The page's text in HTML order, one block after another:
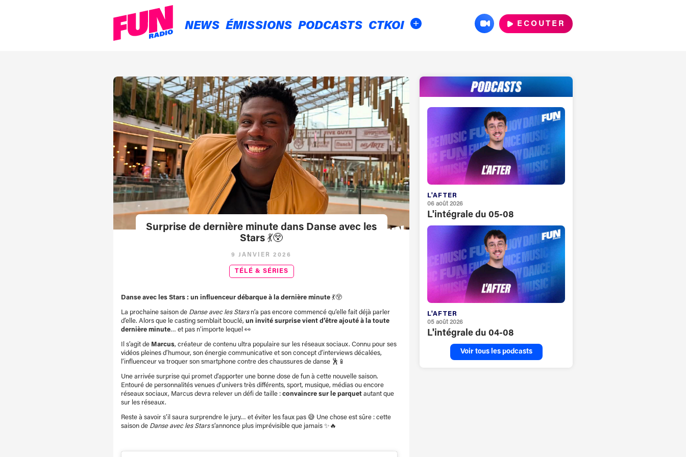
NEWS ÉMISSIONS PODCASTS CTKOI ECOUTER
Surprise de dernière minute dans Danse avec les
Stars 💃😲
9 JANVIER 2026
TÉLÉ & SÉRIES
Danse avec les Stars : un influenceur débarque à la dernière minute 💃😲
La prochaine saison de Danse avec les Starsn’a pas encore commencé qu’elle fait déjà parler
d’elle. Alors que le casting semblait bouclé, un invité surprise vient d’être ajouté à la toute
dernière minute… et pas n’importe lequel 👀
Il s’agit de Marcus, créateur de contenu ultra populaire sur les réseaux sociaux. Connu pour ses
vidéos pleines d’humour, son énergie communicative et son concept d’interviews décalées,
l’influenceur va troquer son smartphone contre des chaussures de danse 🕺📱
Une arrivée surprise qui promet d’apporter une bonne dose de fun à cette nouvelle saison.
Entouré de personnalités venues d’univers très différents, sport, musique, médias ou encore
réseaux sociaux, Marcus devra relever un défi de taille : convaincre sur le parquet autant que
sur les réseaux.
Reste à savoir s’il saura surprendre le jury… et éviter les faux pas 😅 Une chose est sûre : cette
saison de Danse avec les Starss’annonce plus imprévisible que jamais ✨🔥
L'AFTER
06 août 2026
L'intégrale du 05-08
L'AFTER
05 août 2026
L'intégrale du 04-08
Voir tous les podcasts